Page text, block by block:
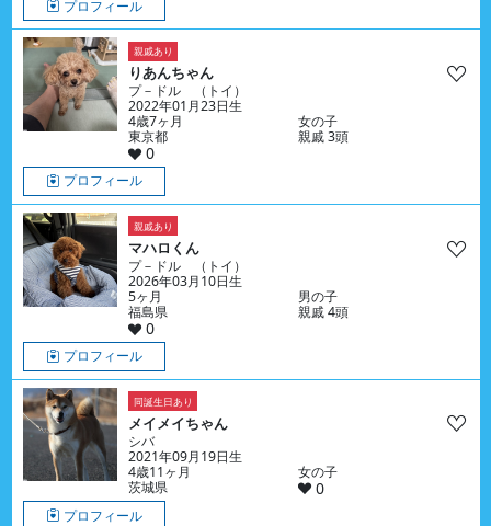
プロフィール
親戚あり
りあんちゃん
プ－ドル （トイ）
2022年01月23日生
4歳7ヶ月
女の子
東京都
親戚 3頭
0
プロフィール
親戚あり
マハロくん
プ－ドル （トイ）
2026年03月10日生
5ヶ月
男の子
福島県
親戚 4頭
0
プロフィール
同誕生日あり
メイメイちゃん
シバ
2021年09月19日生
4歳11ヶ月
女の子
茨城県
0
プロフィール